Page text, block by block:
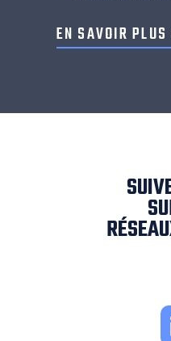
EN SAVOIR PLUS